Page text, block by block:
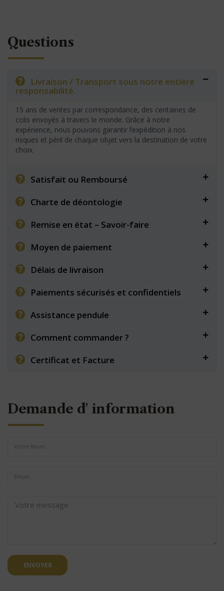
Questions
Livraison / Transport sous notre entière
responsabilité.
15 ans de ventes par correspondance, des centaines de
colis envoyés à travers le monde. Grâce à notre
expérience, nous pouvons garantir l’expédition à nos
risques et péril de chaque objet vers la destination de votre
choix.
Satisfait ou Remboursé
Charte de déontologie
Remise en état – Savoir-faire
Moyen de paiement
Délais de livraison
Paiements sécurisés et confidentiels
Assistance pendule
Comment commander ?
Certificat et Facture
Demande d' information
ENVOYER